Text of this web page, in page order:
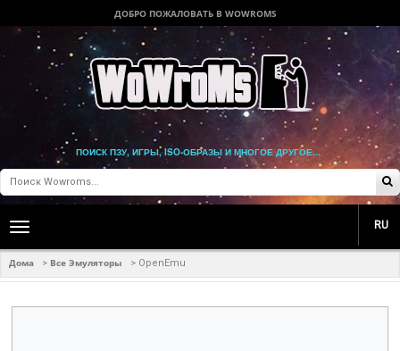
ДОБРО ПОЖАЛОВАТЬ В WOWROMS
ПОИСК ПЗУ, ИГРЫ, ISO-ОБРАЗЫ И МНОГОЕ ДРУГОЕ...
Toggle
navigation
RU
Дома > Все Эмуляторы > OpenEmu